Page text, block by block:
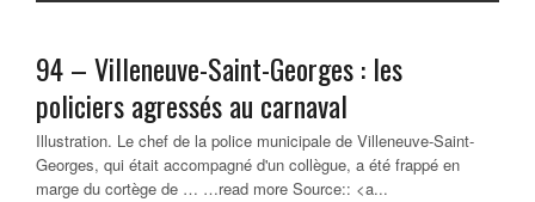
94 – Villeneuve-Saint-Georges : les
policiersagressés au carnaval
Illustration. Le chef de la police municipale de Villeneuve-Saint-
Georges, qui était accompagné d'un collègue, a été frappé en
marge du cortège de … …read more Source:: <a...